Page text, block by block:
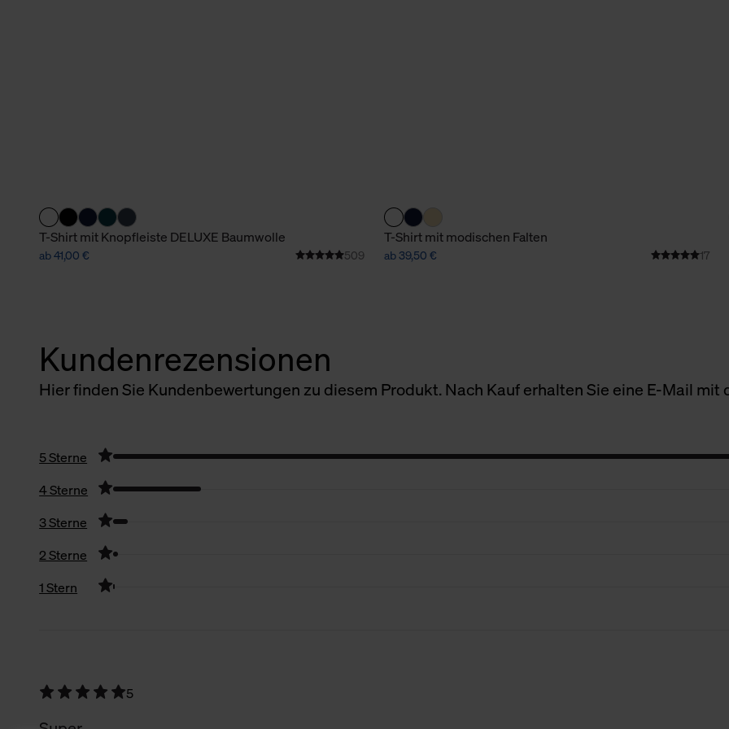
T-Shirt mit Knopfleiste DELUXE Baumwolle
ab 41,00 € 509
T-Shirt mit modischen Falten
ab 39,50 € 17
Kundenrezensionen
Hier finden Sie Kundenbewertungen zu diesem Produkt. Nach Kauf erhalten Sie eine E-Mail
5 Sterne
4 Sterne
3 Sterne
2 Sterne
1 Stern
5